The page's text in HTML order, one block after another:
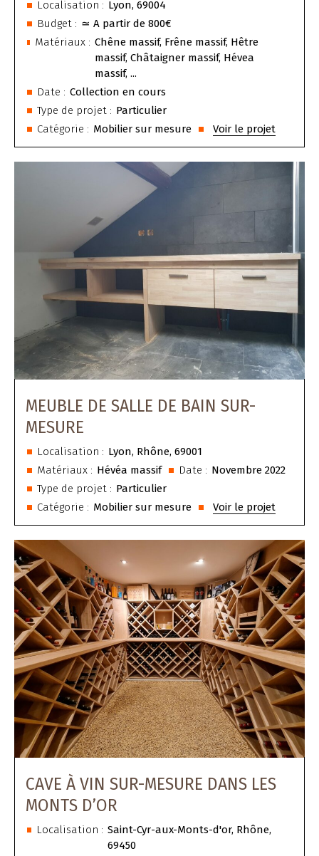
Localisation : Lyon, 69004
Budget : ≃ A partir de 800€
Matériaux : Chêne massif, Frêne massif, Hêtre
massif, Châtaigner massif, Hévea
massif, ...
Date : Collection en cours
Type de projet : Particulier
Catégorie : Mobilier sur mesure Voir le projet
MEUBLE DE SALLE DE BAIN SUR-
MESURE
Localisation : Lyon, Rhône, 69001
Matériaux : Hévéa massif Date : Novembre 2022
Type de projet : Particulier
Catégorie : Mobilier sur mesure Voir le projet
CAVE À VIN SUR-MESURE DANS LES
MONTS D’OR
Localisation : Saint-Cyr-aux-Monts-d'or, Rhône,
69450